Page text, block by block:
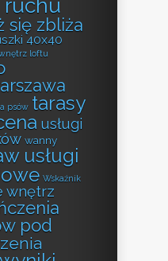
się zbliża
40x40
loftu
psów tarasy
usługi
wanny
usługi
Wskaźnik
wnętrz
pod